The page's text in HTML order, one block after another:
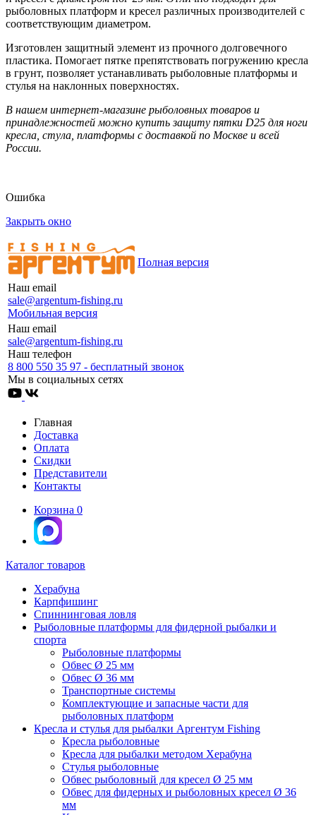
рыболовных платформ и кресел различных производителей с
соответствующим диаметром.
Изготовлен защитный элемент из прочного долговечного
пластика. Помогает пятке препятствовать погружению кресла
в грунт, позволяет устанавливать рыболовные платформы и
стулья на наклонных поверхностях.
В нашем интернет-магазине рыболовных товаров и
принадлежностей можно купить защиту пятки D25 для ноги
кресла, стула, платформы с доставкой по Москве и всей
России.
Ошибка
Закрыть окно
Наш email
sale@argentum-fishing.ru
Мобильная версия
Полная версия
Наш email
sale@argentum-fishing.ru
Наш телефон
8 800 550 35 97 - бесплатный звонок
Мы в социальных сетях
Главная
Доставка
Оплата
Скидки
Представители
Контакты
Корзина 0
Каталог товаров
Херабуна
Карпфишинг
Спиннинговая ловля
Рыболовные платформы для фидерной рыбалки и
спорта
Рыболовные платформы
Обвес Ø 25 мм
Обвес Ø 36 мм
Транспортные системы
Комплектующие и запасные части для
рыболовных платформ
Кресла и стулья для рыбалки Аргентум Fishing
Кресла рыболовные
Кресла для рыбалки методом Херабуна
Стулья рыболовные
Обвес рыболовный для кресел Ø 25 мм
Обвес для фидерных и рыболовных кресел Ø 36
мм